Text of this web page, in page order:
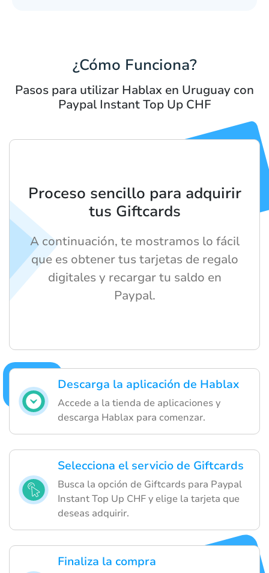
¿Cómo Funciona?
Pasos para utilizar Hablax en Uruguay con
Paypal Instant Top Up CHF
Descarga la aplicación de Hablax
Accede a la tienda de aplicaciones y
descarga Hablax para comenzar.
Selecciona el servicio de Giftcards
Busca la opción de Giftcards para Paypal
Instant Top Up CHF y elige la tarjeta que
deseas adquirir.
Finaliza la compra
Proceso sencillo para adquirir
tus Giftcards
A continuación, te mostramos lo fácil
que es obtener tus tarjetas de regalo
digitales y recargar tu saldo en
Paypal.